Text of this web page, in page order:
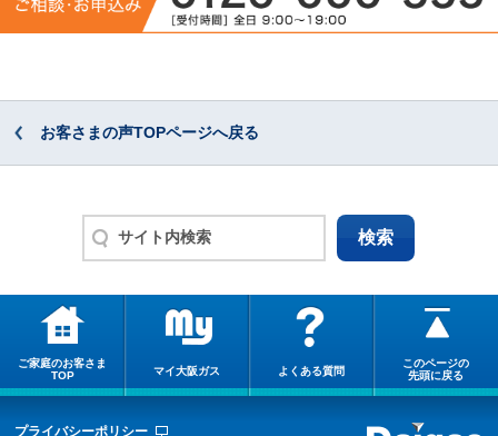
お客さまの声TOPページへ戻る
ご家庭のお客さま
TOP
マイ大阪ガス よくある質問
このページの
先頭に戻る
プライバシーポリシー